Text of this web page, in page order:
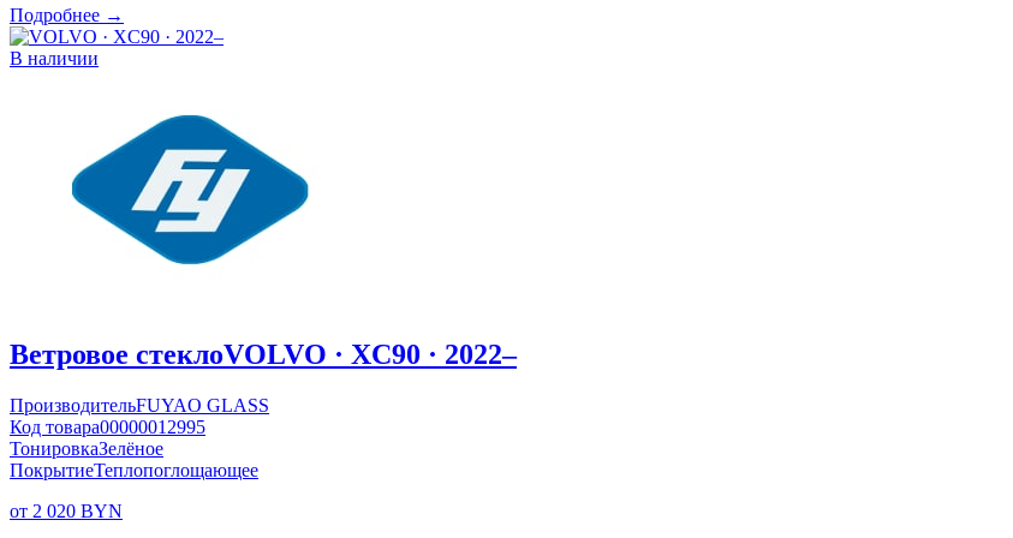
Подробнее →
В наличии
Ветровое стеклоVOLVO · XC90 · 2022–
ПроизводительFUYAO GLASS
Код товара00000012995
ТонировкаЗелёное
ПокрытиеТеплопоглощающее
от 2 020 BYN